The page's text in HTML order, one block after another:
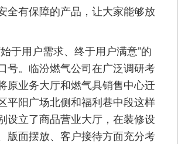
全有保障的产品，让大家能够放
用户需求、终于用户满意”的
号。临汾燃气公司在广泛调研考
原业务大厅和燃气具销售中心迁
平阳广场北侧和福利巷中段这样
设立了商品营业大厅，在装修设
版面摆放、客户接待方面充分考